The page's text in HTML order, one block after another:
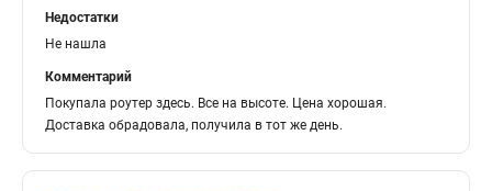
Недостатки
Не нашла
Комментарий
Покупала роутер здесь. Все на высоте. Цена хорошая.
Доставка обрадовала, получила в тот же день.